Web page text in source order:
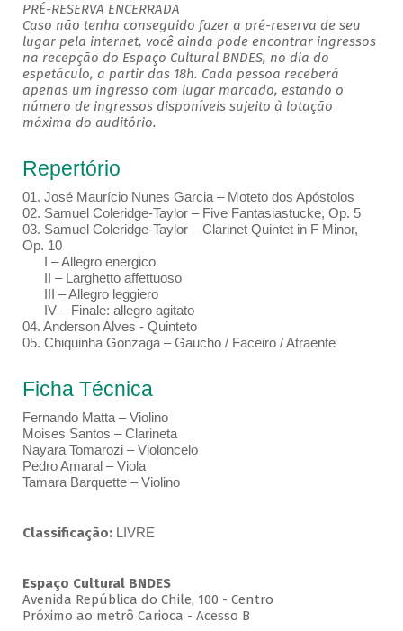
PRÉ-RESERVA ENCERRADA
Caso não tenha conseguido fazer a pré-reserva de seu
lugar pela internet, você ainda pode encontrar ingressos
na recepção do Espaço Cultural BNDES, no dia do
espetáculo, a partir das 18h. Cada pessoa receberá
apenas um ingresso com lugar marcado, estando o
número de ingressos disponíveis sujeito à lotação
máxima do auditório.
Repertório
01. José Maurício Nunes Garcia – Moteto dos Apóstolos
02. Samuel Coleridge-Taylor – Five Fantasiastucke, Op. 5
03. Samuel Coleridge-Taylor – Clarinet Quintet in F Minor,
Op. 10
I – Allegro energico
II – Larghetto affettuoso
III – Allegro leggiero
IV – Finale: allegro agitato
04. Anderson Alves - Quinteto
05. Chiquinha Gonzaga – Gaucho / Faceiro / Atraente
Ficha Técnica
Fernando Matta – Violino
Moises Santos – Clarineta
Nayara Tomarozi – Violoncelo
Pedro Amaral – Viola
Tamara Barquette – Violino
Classificação: LIVRE
Espaço Cultural BNDES
Avenida República do Chile, 100 - Centro
Próximo ao metrô Carioca - Acesso B